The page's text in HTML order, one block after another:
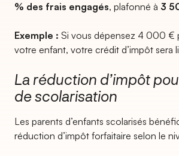
% des frais engagés, plafonné à 3
Exemple : Si vous dépensez 4 000 €
votre enfant, votre crédit d’impôt sera
La réduction d’impôt
de scolarisation
Les parents d’enfants scolarisés
réduction d’impôt forfaitaire selon le